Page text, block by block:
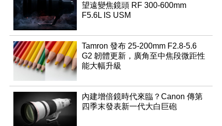
望遠變焦鏡頭 RF 300-600mm
F5.6L IS USM
Tamron 發布 25-200mm F2.8-5.6
G2 韌體更新，廣角至中焦段微距性
能大幅升級
內建增倍鏡時代來臨？Canon 傳第
四季末發表新一代大白巨砲